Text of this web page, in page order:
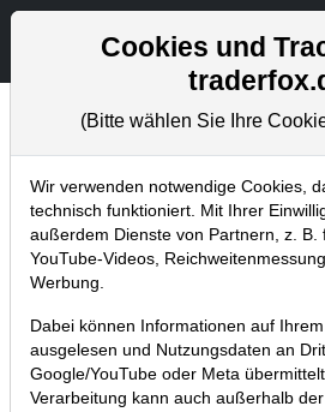
Aktuelles
Home Blog Aktuelles
Aktueller
Newsletter
16.01.2014 um 16:08 Uhr | TraderFox
Cookies und
(Bitte wählen Sie Ihre
Wir verwenden notwendige Cookies,
technisch funktioniert. Mit Ihrer
außerdem Dienste von Partnern, z. B.
YouTube-Videos,
Werbung.
Dabei können Informationen auf
ausgelesen und Nutzungsdaten an
Google/YouTube oder Meta
Verarbeitung kann auch außerhalb